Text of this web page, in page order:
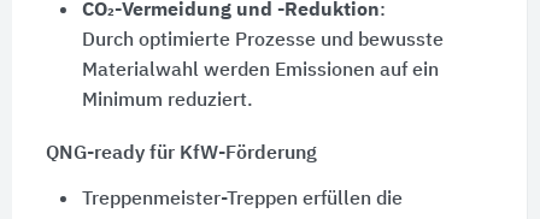
CO₂-Vermeidung und -Reduktion:
Durch optimierte Prozesse und bewusste
Materialwahl werden Emissionen auf ein
Minimum reduziert.
QNG-ready für KfW-Förderung
Treppenmeister-Treppen erfüllen die